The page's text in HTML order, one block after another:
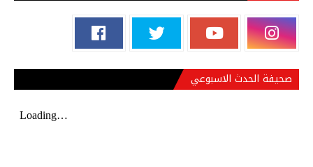
صحيفة الحدث الاسبوعي